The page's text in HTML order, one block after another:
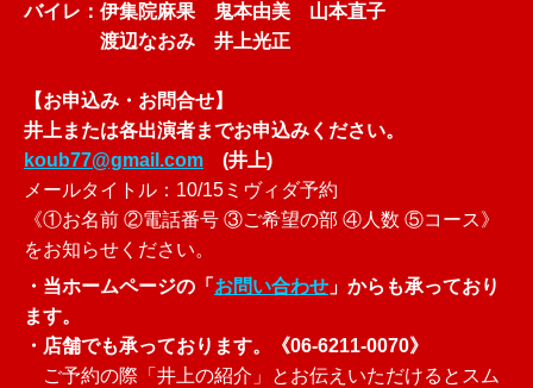
バイレ：伊集院麻果 鬼本由美 山本直子
渡辺なおみ 井上光正
【お申込み・お問合せ】
井上または各出演者までお申込みください。
koub77@gmail.com (井上)
メールタイトル：10/15ミヴィダ予約
《①お名前 ②電話番号 ③ご希望の部 ④人数 ⑤コース》
をお知らせください。
・当ホームページの「 お問い合わせ 」からも承っており
ます。
・店舗でも承っております。《06-6211-0070》
ご予約の際「井上の紹介」とお伝えいただけるとスム